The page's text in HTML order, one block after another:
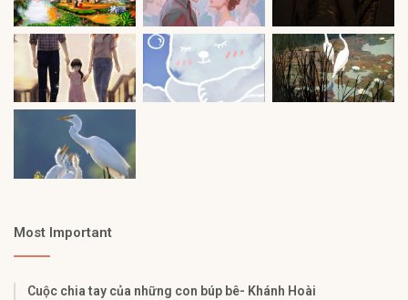
Most Important
Cuộc chia tay của những con búp bê- Khánh Hoài